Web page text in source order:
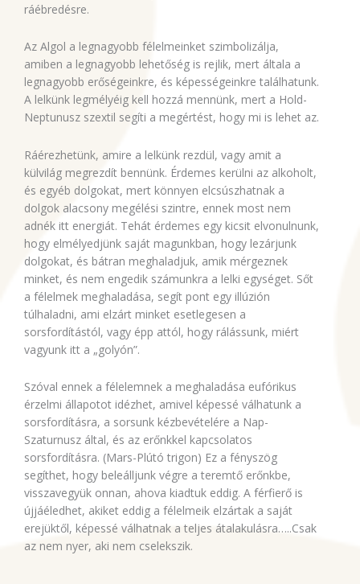
ráébredésre.
Az Algol a legnagyobb félelmeinket szimbolizálja,
amiben a legnagyobb lehetőség is rejlik, mert általa a
legnagyobb erőségeinkre, és képességeinkre találhatunk.
A lelkünk legmélyéig kell hozzá mennünk, mert a Hold-
Neptunusz szextil segíti a megértést, hogy mi is lehet az.
Ráérezhetünk, amire a lelkünk rezdül, vagy amit a
külvilág megrezdít bennünk. Érdemes kerülni az alkoholt,
és egyéb dolgokat, mert könnyen elcsúszhatnak a
dolgok alacsony megélési szintre, ennek most nem
adnék itt energiát. Tehát érdemes egy kicsit elvonulnunk,
hogy elmélyedjünk saját magunkban, hogy lezárjunk
dolgokat, és bátran meghaladjuk, amik mérgeznek
minket, és nem engedik számunkra a lelki egységet. Sőt
a félelmek meghaladása, segít pont egy illúzión
túlhaladni, ami elzárt minket esetlegesen a
sorsfordítástól, vagy épp attól, hogy rálássunk, miért
vagyunk itt a „golyón”.
Szóval ennek a félelemnek a meghaladása eufórikus
érzelmi állapotot idézhet, amivel képessé válhatunk a
sorsfordításra, a sorsunk kézbevételére a Nap-
Szaturnusz által, és az erőnkkel kapcsolatos
sorsfordításra. (Mars-Plútó trigon) Ez a fényszög
segíthet, hogy beleálljunk végre a teremtő erőnkbe,
visszavegyük onnan, ahova kiadtuk eddig. A férfierő is
újjáéledhet, akiket eddig a félelmeik elzártak a saját
erejüktől, képessé válhatnak a teljes átalakulásra…..Csak
az nem nyer, aki nem cselekszik.